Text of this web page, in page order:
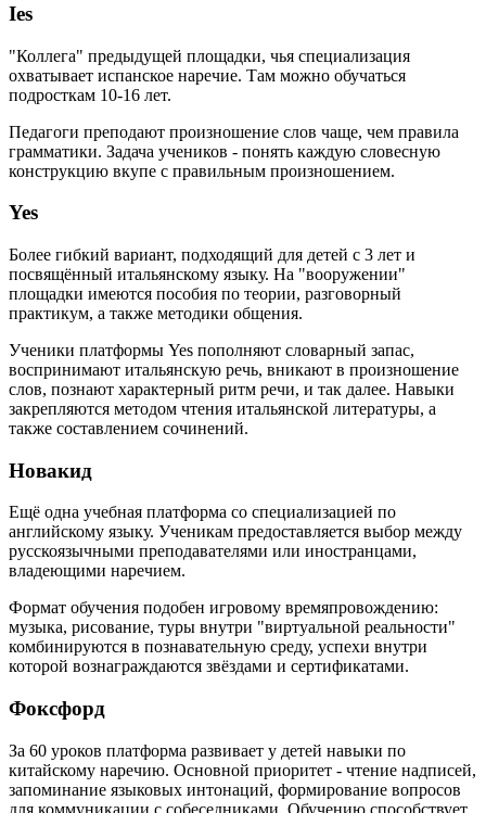
Ies
"Коллега" предыдущей площадки, чья специализация
охватывает испанское наречие. Там можно обучаться
подросткам 10-16 лет.
Педагоги преподают произношение слов чаще, чем правила
грамматики. Задача учеников - понять каждую словесную
конструкцию вкупе с правильным произношением.
Yes
Более гибкий вариант, подходящий для детей с 3 лет и
посвящённый итальянскому языку. На "вооружении"
площадки имеются пособия по теории, разговорный
практикум, а также методики общения.
Ученики платформы Yes пополняют словарный запас,
воспринимают итальянскую речь, вникают в произношение
слов, познают характерный ритм речи, и так далее. Навыки
закрепляются методом чтения итальянской литературы, а
также составлением сочинений.
Новакид
Ещё одна учебная платформа со специализацией по
английскому языку. Ученикам предоставляется выбор между
русскоязычными преподавателями или иностранцами,
владеющими наречием.
Формат обучения подобен игровому времяпровождению:
музыка, рисование, туры внутри "виртуальной реальности"
комбинируются в познавательную среду, успехи внутри
которой вознаграждаются звёздами и сертификатами.
Фоксфорд
За 60 уроков платформа развивает у детей навыки по
китайскому наречию. Основной приоритет - чтение надписей,
запоминание языковых интонаций, формирование вопросов
для коммуникации с собеседниками. Обучению способствует